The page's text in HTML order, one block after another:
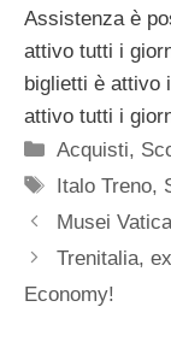
Assistenza è
attivo tutti i
biglietti è attivo
attivo tutti i
Categorie
Acquisti,
Tag
Italo Treno,
Musei
Trenitalia,
Economy!